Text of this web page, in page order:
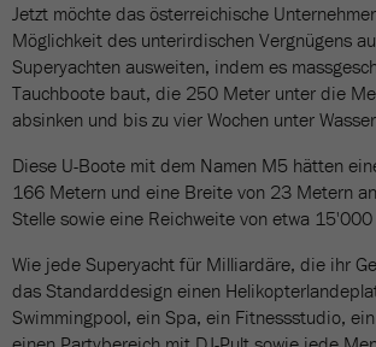
Jetzt möchte das österreichische
Möglichkeit des unterirdischen Vergnügens
Superyachten ausweiten, indem es
Tauchboote baut, die 250 Meter unter die
absinken und bis zu vier Wochen unter
Diese U-Boote mit dem Namen M5 hätten
166 Metern und eine Breite von 23 Metern
Stelle sowie eine Reichweite von etwa
Wie jede Superyacht für Milliardäre, die ihr
das Standarddesign einen
Swimmingpool, ein Spa, ein Fitnessstudio,